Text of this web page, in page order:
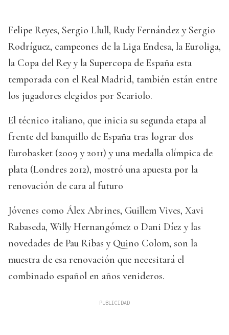
Felipe Reyes, Sergio Llull, Rudy Fernández y Sergio
Rodríguez, campeones de la Liga Endesa, la Euroliga,
la Copa del Rey y la Supercopa de España esta
temporada con el Real Madrid, también están entre
los jugadores elegidos por Scariolo.
El técnico italiano, que inicia su segunda etapa al
frente del banquillo de España tras lograr dos
Eurobasket (2009 y 2011) y una medalla olímpica de
plata (Londres 2012), mostró una apuesta por la
renovación de cara al futuro
Jóvenes como Álex Abrines, Guillem Vives, Xavi
Rabaseda, Willy Hernangómez o Dani Díez y las
novedades de Pau Ribas y Quino Colom, son la
muestra de esa renovación que necesitará el
combinado español en años venideros.